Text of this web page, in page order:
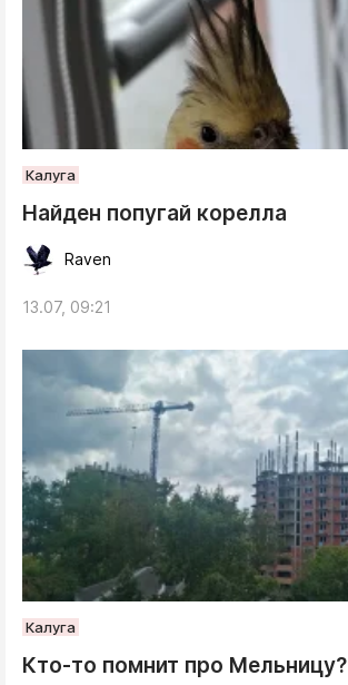
Калуга
Найден попугай корелла
Raven
13.07, 09:21
Калуга
Кто-то помнит про Мельницу?